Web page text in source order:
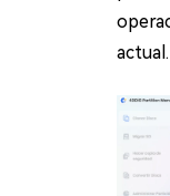
actual.